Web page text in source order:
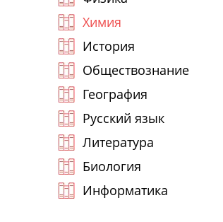
Химия
История
Обществознание
География
Русский язык
Литература
Биология
Информатика